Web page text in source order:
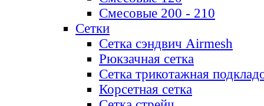
Смесовые 200 - 210
Сетки
Сетка сэндвич Airmesh
Рюкзачная сетка
Сетка трикотажная
Корсетная сетка